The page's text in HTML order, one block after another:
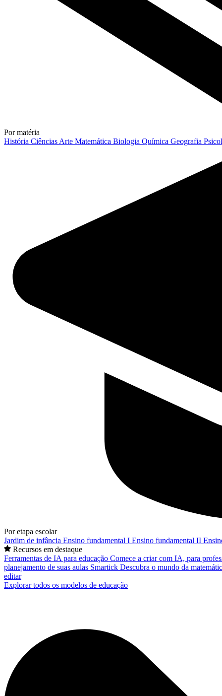
Por matéria
História Ciências Arte Matemática Biologia Química Geografia
Por etapa escolar
Jardim de infância Ensino fundamental I Ensino fundamental II
Recursos em destaque
Ferramentas de IA para educação Comece a criar com IA, para
planejamento de suas aulas Smartick Descubra o mundo da
editar
Explorar todos os modelos de educação